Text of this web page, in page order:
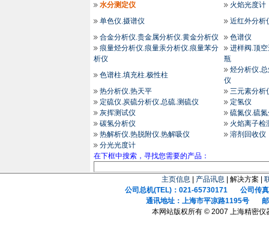
水分测定仪
火焰光度计
单色仪.摄谱仪
近红外分析
合金分析仪.贵金属分析仪.黄金分析仪
色谱仪
痕量烃分析仪.痕量汞分析仪.痕量苯分
析仪
进样阀.顶
瓶
色谱柱.填充柱.极性柱
烃分析仪.
仪
热分析仪.热天平
三元素分析
定硫仪.炭硫分析仪.总硫.测硫仪
定氢仪
灰挥测试仪
硫氮仪.硫
碳氢分析仪
火焰离子检
热解析仪.热脱附仪.热解吸仪
溶剂回收仪
分光光度计
在下框中搜索，寻找您需要的产品：
主页信息 产品讯息 | 解决方案 |
公司总机(TEL)：021-65730171 公司传真
通讯地址：上海市平凉路1195号 邮
本网站版权所有 © 2007 上海精密仪